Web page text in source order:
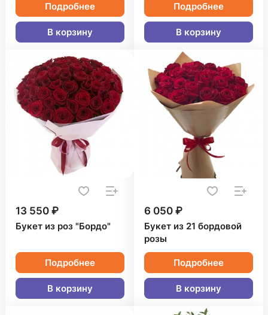
Подробнее
В корзину
Подробнее
В корзину
13 550 ₽
Букет из роз "Бордо"
Подробнее
В корзину
6 050 ₽
Букет из 21 бордовой
розы
Подробнее
В корзину